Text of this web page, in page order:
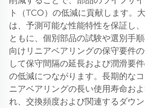
ト（TCO）の低減に貢献します。
は、予測可能な性能特性を保証し
ともに、個別部品の試験や選別手
向けリニアベアリングの保守要件
して保守間隔の延長および潤滑要
の低減につながります。長期的な
ニアベアリングの長い使用寿命お
れ、交換頻度および関連するダウ